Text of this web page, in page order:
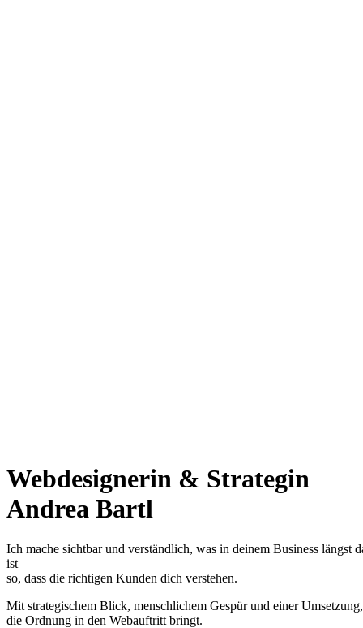
Webdesignerin & Strategin
Andrea Bartl
Ich mache sichtbar und verständlich, was in deinem Business längst
ist
so, dass die richtigen Kunden dich verstehen.
Mit strategischem Blick, menschlichem Gespür und einer Umsetzung,
die Ordnung in den Webauftritt bringt.